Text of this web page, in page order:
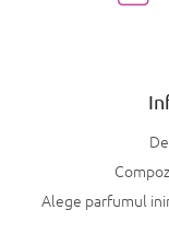
Alege parfumul